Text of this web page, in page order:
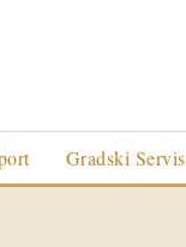
Gradski Servis